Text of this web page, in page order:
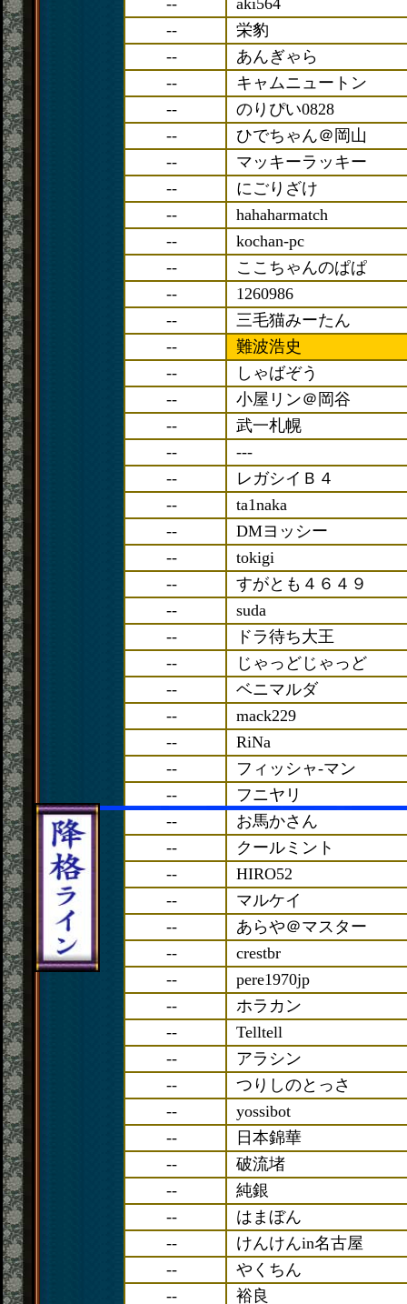
--
aki564
--
栄豹
--
あんぎゃら
--
キャムニュートン
--
のりぴい0828
--
ひでちゃん＠岡山
--
マッキーラッキー
--
にごりざけ
--
hahaharmatch
--
kochan-pc
--
ここちゃんのぱぱ
--
1260986
--
三毛猫みーたん
--
難波浩史
--
しゃばぞう
--
小屋リン＠岡谷
--
武一札幌
--
---
--
レガシイＢ４
--
ta1naka
--
DMヨッシー
--
tokigi
--
すがとも４６４９
--
suda
--
ドラ待ち大王
--
じゃっどじゃっど
--
ベニマルダ
--
mack229
--
RiNa
--
フィッシャ-マン
--
フニヤリ
--
お馬かさん
--
クールミント
--
HIRO52
--
マルケイ
--
あらや＠マスター
--
crestbr
--
pere1970jp
--
ホラカン
--
Telltell
--
アラシン
--
つりしのとっさ
--
yossibot
--
日本錦華
--
破流堵
--
純銀
--
はまぼん
--
けんけんin名古屋
--
やくちん
--
裕良